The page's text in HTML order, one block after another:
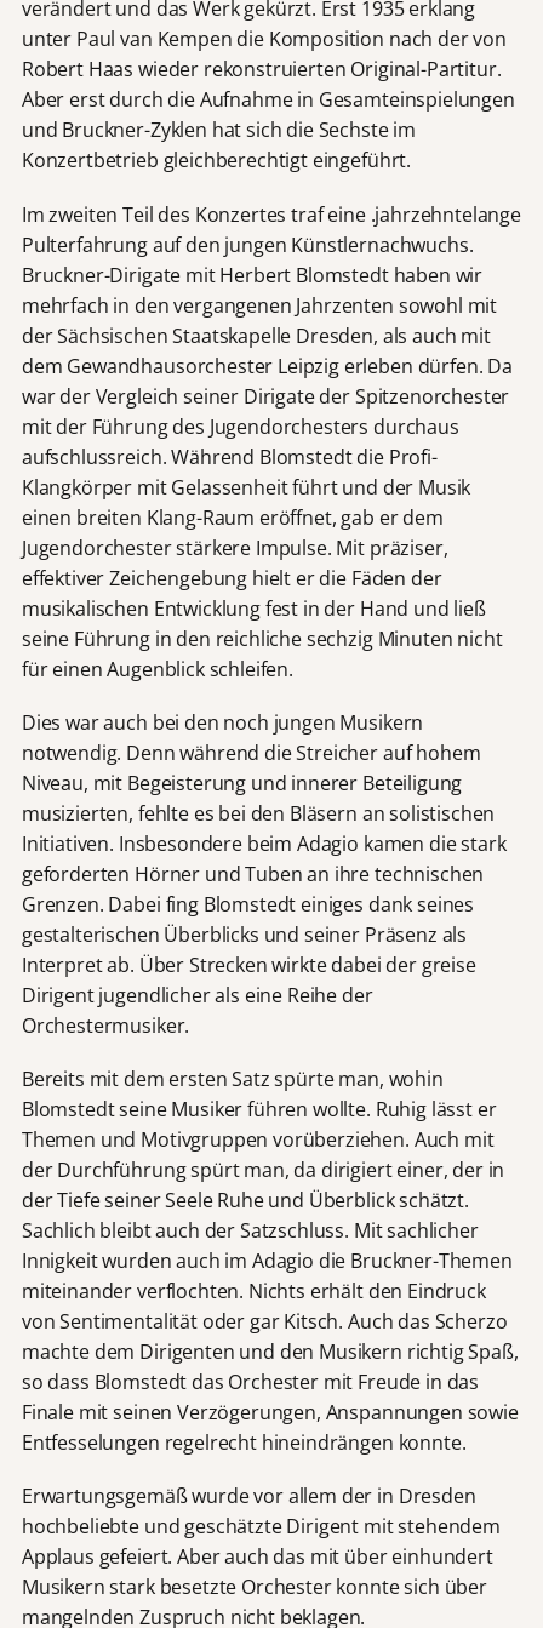
verändert und das Werk gekürzt. Erst 1935 erklang
unter Paul van Kempen die Komposition nach der von
Robert Haas wieder rekonstruierten Original-Partitur.
Aber erst durch die Aufnahme in Gesamteinspielungen
und Bruckner-Zyklen hat sich die Sechste im
Konzertbetrieb gleichberechtigt eingeführt.
Im zweiten Teil des Konzertes traf eine .jahrzehntelange
Pulterfahrung auf den jungen Künstlernachwuchs.
Bruckner-Dirigate mit Herbert Blomstedt haben wir
mehrfach in den vergangenen Jahrzenten sowohl mit
der Sächsischen Staatskapelle Dresden, als auch mit
dem Gewandhausorchester Leipzig erleben dürfen. Da
war der Vergleich seiner Dirigate der Spitzenorchester
mit der Führung des Jugendorchesters durchaus
aufschlussreich. Während Blomstedt die Profi-
Klangkörper mit Gelassenheit führt und der Musik
einen breiten Klang-Raum eröffnet, gab er dem
Jugendorchester stärkere Impulse. Mit präziser,
effektiver Zeichengebung hielt er die Fäden der
musikalischen Entwicklung fest in der Hand und ließ
seine Führung in den reichliche sechzig Minuten nicht
für einen Augenblick schleifen.
Dies war auch bei den noch jungen Musikern
notwendig. Denn während die Streicher auf hohem
Niveau, mit Begeisterung und innerer Beteiligung
musizierten, fehlte es bei den Bläsern an solistischen
Initiativen. Insbesondere beim Adagio kamen die stark
geforderten Hörner und Tuben an ihre technischen
Grenzen. Dabei fing Blomstedt einiges dank seines
gestalterischen Überblicks und seiner Präsenz als
Interpret ab. Über Strecken wirkte dabei der greise
Dirigent jugendlicher als eine Reihe der
Orchestermusiker.
Bereits mit dem ersten Satz spürte man, wohin
Blomstedt seine Musiker führen wollte. Ruhig lässt er
Themen und Motivgruppen vorüberziehen. Auch mit
der Durchführung spürt man, da dirigiert einer, der in
der Tiefe seiner Seele Ruhe und Überblick schätzt.
Sachlich bleibt auch der Satzschluss. Mit sachlicher
Innigkeit wurden auch im Adagio die Bruckner-Themen
miteinander verflochten. Nichts erhält den Eindruck
von Sentimentalität oder gar Kitsch. Auch das Scherzo
machte dem Dirigenten und den Musikern richtig Spaß,
so dass Blomstedt das Orchester mit Freude in das
Finale mit seinen Verzögerungen, Anspannungen sowie
Entfesselungen regelrecht hineindrängen konnte.
Erwartungsgemäß wurde vor allem der in Dresden
hochbeliebte und geschätzte Dirigent mit stehendem
Applaus gefeiert. Aber auch das mit über einhundert
Musikern stark besetzte Orchester konnte sich über
mangelnden Zuspruch nicht beklagen.